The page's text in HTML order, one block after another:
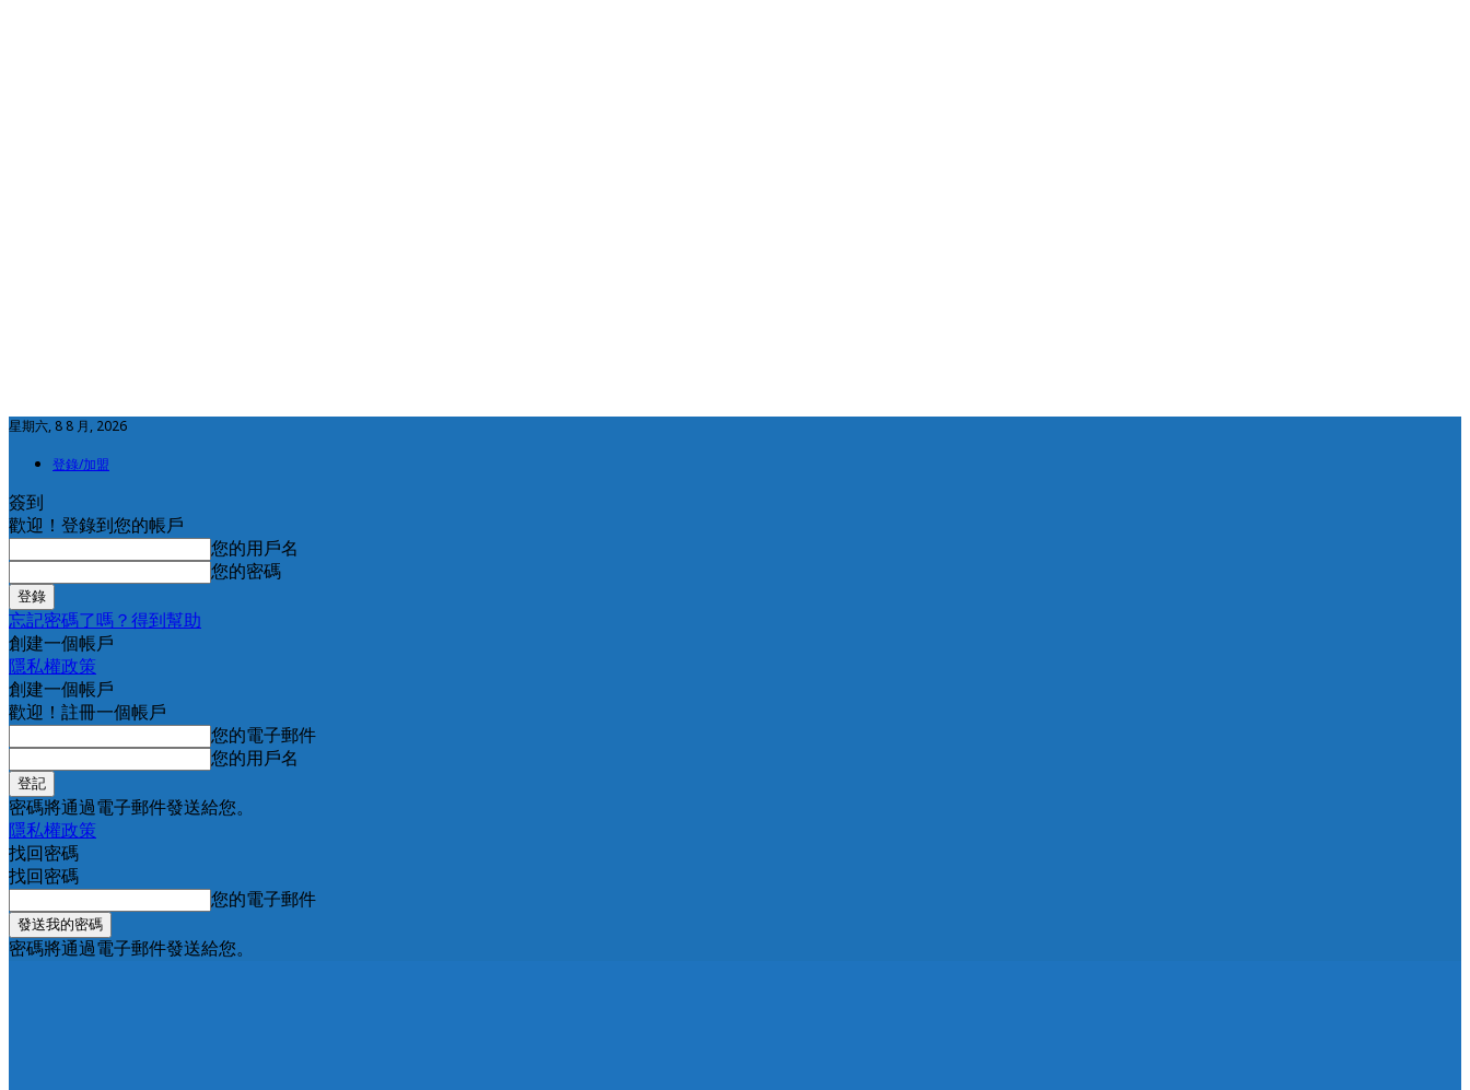
星期六, 8 8 月, 2026
登錄/加盟
簽到
歡迎！登錄到您的帳戶
您的用戶名
您的密碼
忘記密碼了嗎？得到幫助
創建一個帳戶
隱私權政策
創建一個帳戶
歡迎！註冊一個帳戶
您的電子郵件
您的用戶名
密碼將通過電子郵件發送給您。
隱私權政策
找回密碼
找回密碼
您的電子郵件
密碼將通過電子郵件發送給您。